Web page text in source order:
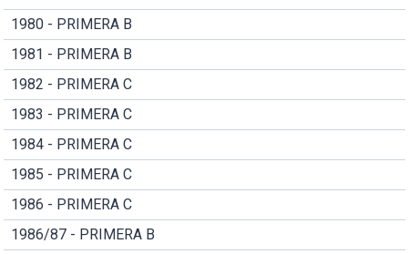
1980 - PRIMERA B
1981 - PRIMERA B
1982 - PRIMERA C
1983 - PRIMERA C
1984 - PRIMERA C
1985 - PRIMERA C
1986 - PRIMERA C
1986/87 - PRIMERA B